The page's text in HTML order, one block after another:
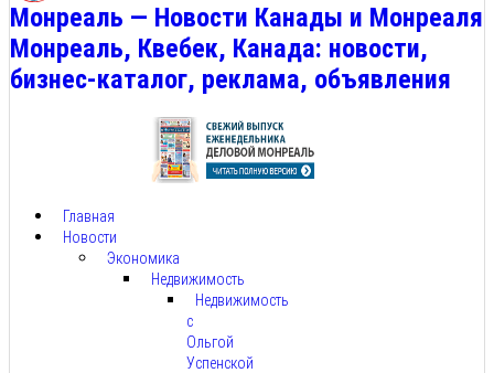
Монреаль — Новости Канады и Монреаля
Монреаль, Квебек, Канада: новости,
бизнес-каталог, реклама, объявления
Главная
Новости
Экономика
Недвижимость
Недвижимость
с
Ольгой
Успенской